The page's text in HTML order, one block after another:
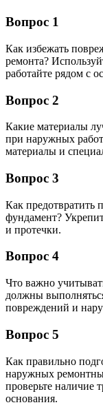
Вопрос 1
Как избежать
ремонта?
работайте рядом с
Вопрос 2
Какие материалы
при наружных
материалы и
Вопрос 3
Как предотвратить
фундамент?
и протечки.
Вопрос 4
Что важно
должны
повреждений и
Вопрос 5
Как правильно
наружных
проверьте наличие
основания.